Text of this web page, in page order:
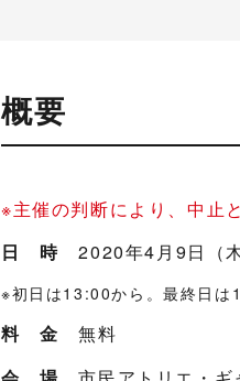
概要
※主催の判断により、中止
日 時 2020年4月9日（
※初日は13:00から。最終日は
料 金 無料